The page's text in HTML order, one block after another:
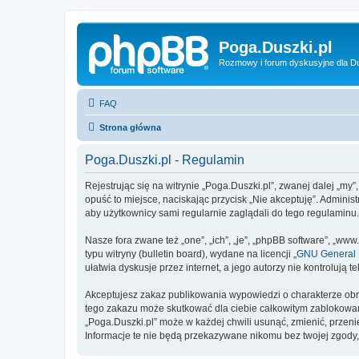
Poga.Duszki.pl
Rozmowy i forum dyskusyjne dla
FAQ
Strona główna
Poga.Duszki.pl - Regulamin
Rejestrując się na witrynie „Poga.Duszki.pl”, zwanej dalej
opuść to miejsce, naciskając przycisk „Nie akceptuję”.
aby użytkownicy sami regularnie zaglądali do tego
Nasze fora zwane też „one”, „ich”, „je”, „phpBB software”,
typu witryny (bulletin board), wydane na licencji „ GNU General
ułatwia dyskusje przez internet, a jego autorzy nie kontrolują
Akceptujesz zakaz publikowania wypowiedzi o charakterze
tego zakazu może skutkować dla ciebie całkowitym
„Poga.Duszki.pl” może w każdej chwili usunąć, zmienić,
Informacje te nie będą przekazywane nikomu bez twojej